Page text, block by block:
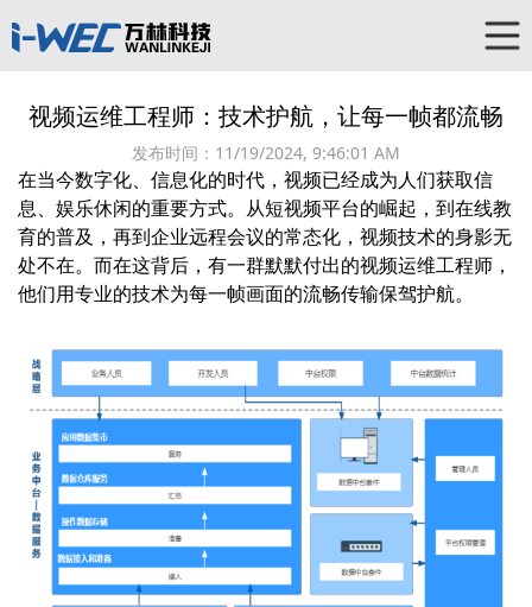
视频运维工程师：技术护航，让每一帧都流畅
发布时间： 11/19/2024, 9:46:01 AM
在当今数字化、信息化的时代，视频已经成为人们获取信
息、娱乐休闲的重要方式。从短视频平台的崛起，到在线教
育的普及，再到企业远程会议的常态化，视频技术的身影无
处不在。而在这背后，有一群默默付出的视频运维工程师，
他们用专业的技术为每一帧画面的流畅传输保驾护航。